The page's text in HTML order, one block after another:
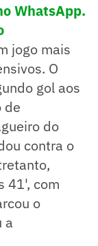
WhatsApp.
jogo mais
O
gol aos
de
do
contra o
41', com
o
a